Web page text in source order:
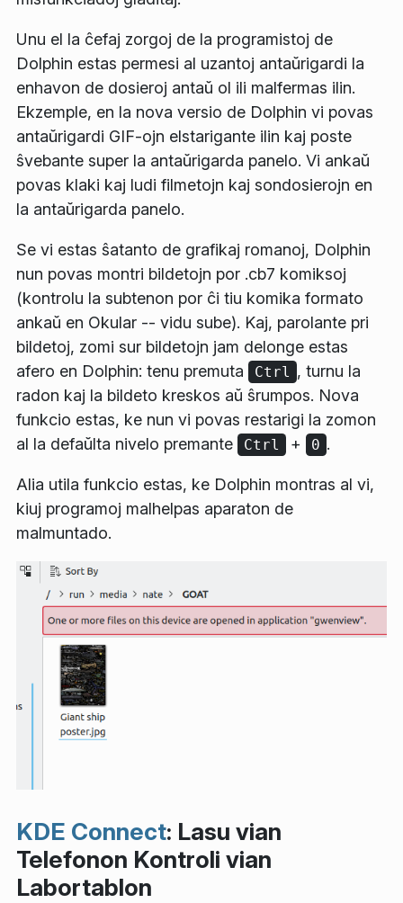
Unu el la ĉefaj zorgoj de la programistoj de
Dolphin estas permesi al uzantoj antaŭrigardi la
enhavon de dosieroj antaŭ ol ili malfermas ilin.
Ekzemple, en la nova versio de Dolphin vi povas
antaŭrigardi GIF-ojn elstarigante ilin kaj poste
ŝvebante super la antaŭrigarda panelo. Vi ankaŭ
povas klaki kaj ludi filmetojn kaj sondosierojn en
la antaŭrigarda panelo.
Se vi estas ŝatanto de grafikaj romanoj, Dolphin
nun povas montri bildetojn por .cb7 komiksoj
(kontrolu la subtenon por ĉi tiu komika formato
ankaŭ en Okular -- vidu sube). Kaj, parolante pri
bildetoj, zomi sur bildetojn jam delonge estas
afero en Dolphin: tenu premuta
Ctrl , turnu la
radon kaj la bildeto kreskos aŭ ŝrumpos. Nova
funkcio estas, ke nun vi povas restarigi la zomon
al la defaŭlta nivelo premante
Ctrl + 0 .
Alia utila funkcio estas, ke Dolphin montras al vi,
kiuj programoj malhelpas aparaton de
malmuntado.
KDE Connect: Lasu vian
Telefonon Kontroli vian
Labortablon